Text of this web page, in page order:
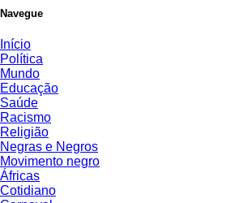
Navegue
Início
Política
Mundo
Educação
Saúde
Racismo
Religião
Negras e Negros
Movimento negro
Áfricas
Cotidiano